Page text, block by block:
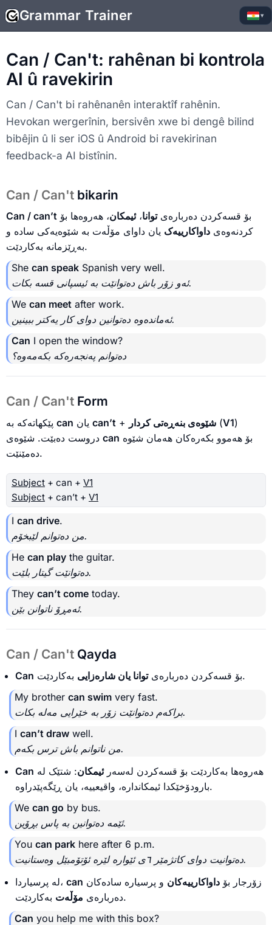
Grammar Trainer ▾
Can / Can't: rahênan bi kontrola
AI û ravekirin
Can / Can't bi rahênanên interaktîf rahênin.
Hevokan wergerînin, bersivên xwe bi dengê bilind
bibêjin û li ser iOS û Android bi ravekirinan
feedback-a AI bistînin.
Can / Can't bikarin
Can / can’t بۆ قسەکردن دەربارەیتوانا،ئیمکان، هەروەها بۆ
کردنەوەی داواکارییەک یان داوای مۆڵەت بە شێوەیەکی سادە و
بەڕێزمانە بەکاردێت.
She can speak Spanish very well.
ئه‌و زۆر باش دەتوانێت بە ئیسپانی قسە بکات.
We can meet after work.
ئه‌مانده‌وه‌ دەتوانین دوای کار یەکتر ببینین.
Can I open the window?
دەتوانم پەنجەرەکە بکەمەوە؟
Can / Can't Form
can can’t + شێوەی بنەڕەتی کردار (V1)
can
دەمێنێت.
Subject + can + V1
Subject + can’t + V1
I can drive.
من دەتوانم لێبخۆم.
He can play the guitar.
دەتوانێت گیتار بلێت.
They can’t come today.
ئەمڕۆ ناتوانن بێن.
Can / Can't Qayda
Can بۆ قسەکردن دەربارەیتوانا یان شارەزایی
بەکاردێت.
My brother can swim very fast.
براکەم دەتوانێت زۆر بە خێرایی مەلە بکات.
I can’t draw well.
من ناتوانم باش ترس بکەم.
Can
هەروەها بەکاردێت بۆ قسەکردن لەسەرئیمکان: شتێک لە
بارودۆخێکدا ئیمکاندارە، واقیعییە، یان ڕێگەپێدراوە.
We can go by bus.
ئێمە دەتوانین بە پاس بڕۆین.
You can park here after 6 p.m.
دەتوانیت دوای کاتژمێر ٦ی ئێوارە لێرە ئۆتۆمبێل وەستانیت.
لە پرسیاردا، can زۆرجار بۆ داواکارییەکان و پرسیارە سادەکان
دەربارەی مۆڵەت
بەکاردێت.
Can you help me with this box?